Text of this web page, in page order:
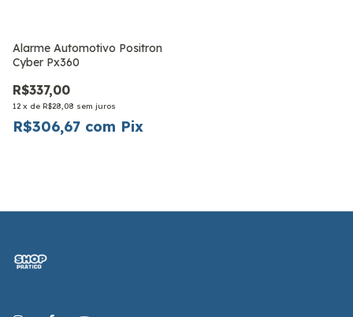
Alarme Automotivo Positron
Cyber Px360
R$337,00
12 x de R$28,08 sem juros
R$306,67 com Pix